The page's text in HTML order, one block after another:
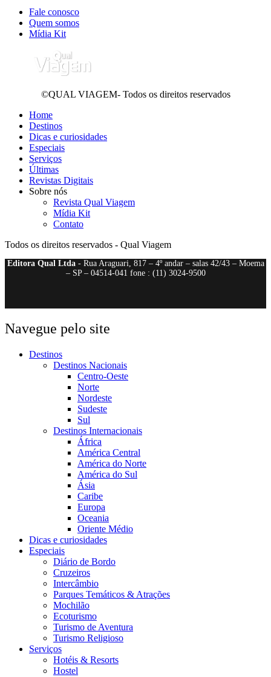
Fale conosco
Quem somos
Mídia Kit
©QUAL VIAGEM- Todos os direitos reservados
Home
Destinos
Dicas e curiosidades
Especiais
Serviços
Últimas
Revistas Digitais
Sobre nós
Revista Qual Viagem
Mídia Kit
Contato
Todos os direitos reservados - Qual Viagem
Editora Qual Ltda- Rua Araguari, 817 – 4º andar – salas 42/43 – Moema
– SP – 04514-041 fone : (11) 3024-9500
Navegue pelo site
Destinos
Destinos Nacionais
Centro-Oeste
Norte
Nordeste
Sudeste
Sul
Destinos Internacionais
África
América Central
América do Norte
América do Sul
Ásia
Caribe
Europa
Oceania
Oriente Médio
Dicas e curiosidades
Especiais
Diário de Bordo
Cruzeiros
Intercâmbio
Parques Temáticos & Atrações
Mochilão
Ecoturismo
Turismo de Aventura
Turismo Religioso
Serviços
Hotéis & Resorts
Hostel